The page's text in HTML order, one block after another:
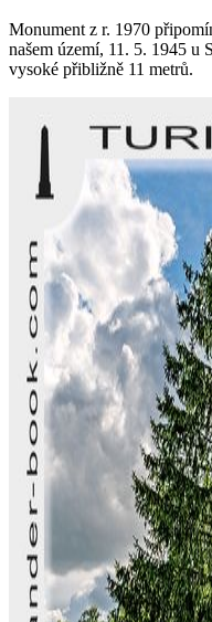
Monument z r. 1970
našem území, 11. 5. 1945
vysoké přibližně 11 metrů.